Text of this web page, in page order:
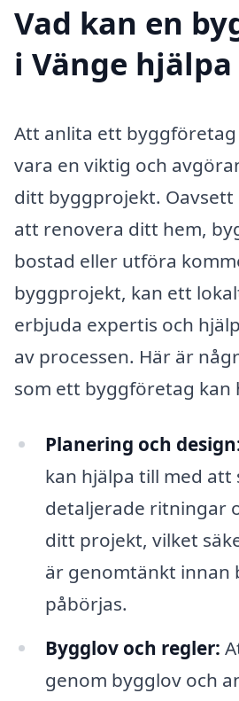
Vad kan en
i Vänge
Att anlita ett byggföretag
vara en viktig och
ditt byggprojekt.
att renovera ditt hem,
bostad eller utföra
byggprojekt, kan ett
erbjuda expertis och
av processen. Här är
som ett byggföretag kan
Planering och
kan hjälpa till med att
detaljerade ritningar
ditt projekt, vilket
är genomtänkt innan
påbörjas.
Bygglov och regler:
genom bygglov och